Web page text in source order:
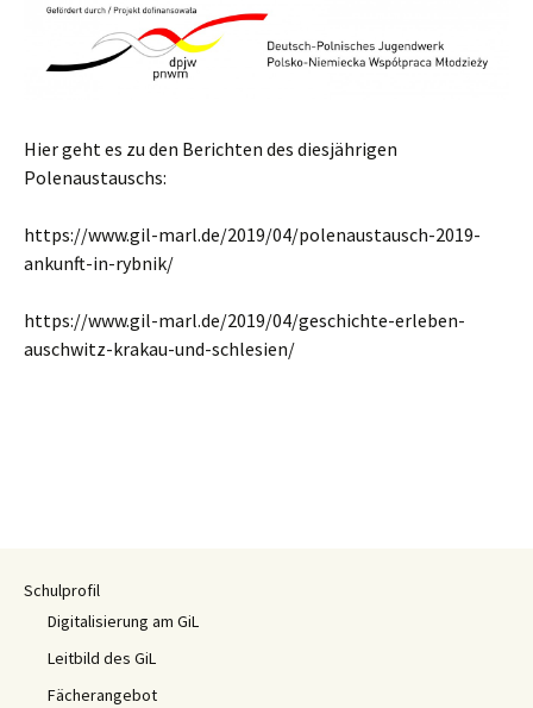
Hier geht es zu den Berichten des diesjährigen
Polenaustauschs:
https://www.gil-marl.de/2019/04/polenaustausch-2019-
ankunft-in-rybnik/
https://www.gil-marl.de/2019/04/geschichte-erleben-
auschwitz-krakau-und-schlesien/
Schulprofil
Digitalisierung am GiL
Leitbild des GiL
Fächerangebot